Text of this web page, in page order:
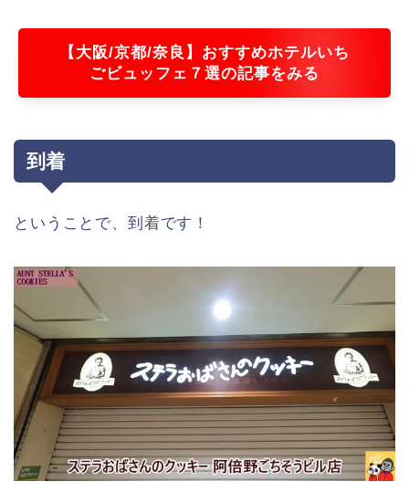
【大阪/京都/奈良】おすすめホテルいち
ごビュッフェ７選の記事をみる
到着
ということで、到着です！